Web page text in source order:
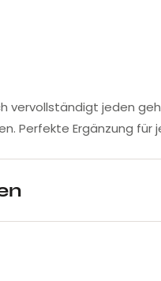
vervollständigt jeden
Perfekte Ergänzung